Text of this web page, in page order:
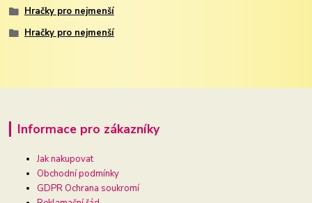
Hračky pro nejmenší
Hračky pro nejmenší
Informace pro zákazníky
Jak nakupovat
Obchodní podmínky
GDPR Ochrana soukromí